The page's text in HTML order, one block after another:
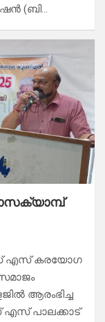
(ബി…
എസ് കരയോഗ
ആരംഭിച്ച
പാലക്കാട്